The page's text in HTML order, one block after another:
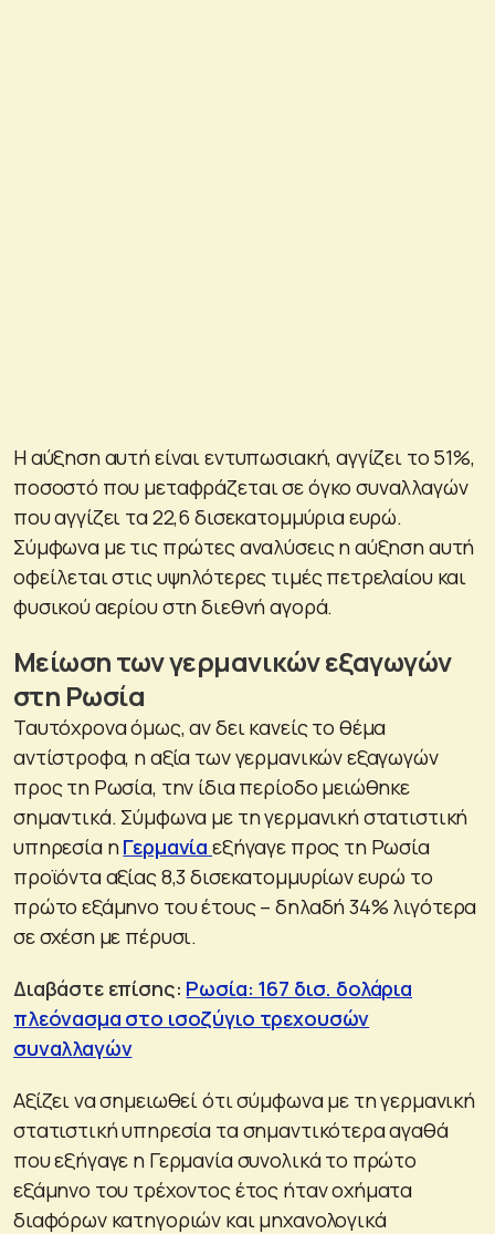
Η αύξηση αυτή είναι εντυπωσιακή, αγγίζει το 51%,
ποσοστό που μεταφράζεται σε όγκο συναλλαγών
που αγγίζει τα 22,6 δισεκατομμύρια ευρώ.
Σύμφωνα με τις πρώτες αναλύσεις η αύξηση αυτή
οφείλεται στις υψηλότερες τιμές πετρελαίου και
φυσικού αερίου στη διεθνή αγορά.
Μείωση των γερμανικών εξαγωγών
στη Ρωσία
Ταυτόχρονα όμως, αν δει κανείς το θέμα
αντίστροφα, η αξία των γερμανικών εξαγωγών
προς τη Ρωσία, την ίδια περίοδο μειώθηκε
σημαντικά. Σύμφωνα με τη γερμανική στατιστική
υπηρεσία ηΓερμανία εξήγαγε προς τη Ρωσία
προϊόντα αξίας 8,3 δισεκατομμυρίων ευρώ το
πρώτο εξάμηνο του έτους – δηλαδή 34% λιγότερα
σε σχέση με πέρυσι.
Διαβάστε επίσης: Ρωσία: 167 δισ. δολάρια
πλεόνασμα στο ισοζύγιο τρεχουσών
συναλλαγών
Αξίζει να σημειωθεί ότι σύμφωνα με τη γερμανική
στατιστική υπηρεσία τα σημαντικότερα αγαθά
που εξήγαγε η Γερμανία συνολικά το πρώτο
εξάμηνο του τρέχοντος έτος ήταν οχήματα
διαφόρων κατηγοριών και μηχανολογικά